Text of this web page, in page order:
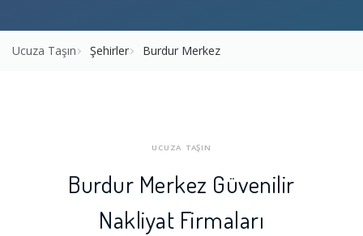
Ucuza Taşın Şehirler Burdur Merkez
UCUZA TAŞIN
Burdur Merkez Güvenilir
Nakliyat Firmaları